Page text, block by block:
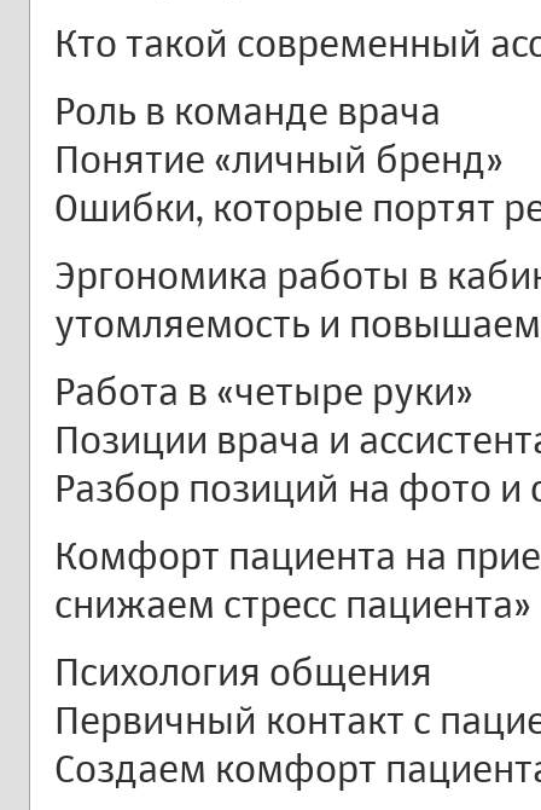
Кто такой современный
Роль в команде врача
Понятие «личный бренд»
Ошибки, которые портят
Эргономика работы в
утомляемость и
Работа в «четыре руки»
Позиции врача и
Разбор позиций на фото и
Комфорт пациента на
снижаем стресс пациента»
Психология общения
Первичный контакт с
Создаем комфорт